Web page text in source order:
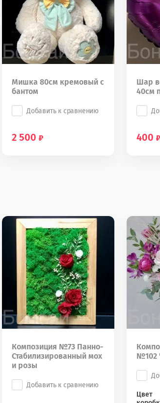
Мишка 80см кремовый с
бантом
Добавить к сравнению
2 500
Шар
40см
400
Композиция №73 Панно-
Стабилизированный мох
и розы
Добавить к сравнению
№102
Цвет